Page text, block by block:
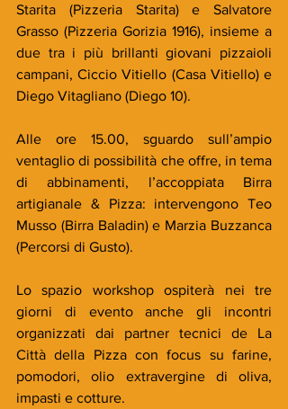
Starita (Pizzeria Starita) e Salvatore
Grasso (Pizzeria Gorizia 1916), insieme a
due tra i più brillanti giovani pizzaioli
campani, Ciccio Vitiello (Casa Vitiello) e
Diego Vitagliano (Diego 10).
Alle ore 15.00, sguardo sull’ampio
ventaglio di possibilità che offre, in tema
di abbinamenti, l’accoppiata Birra
artigianale & Pizza: intervengono Teo
Musso (Birra Baladin) e Marzia Buzzanca
(Percorsi di Gusto).
Lo spazio workshop ospiterà nei tre
giorni di evento anche gli incontri
organizzati dai partner tecnici de La
Città della Pizza con focus su farine,
pomodori, olio extravergine di oliva,
impasti e cotture.